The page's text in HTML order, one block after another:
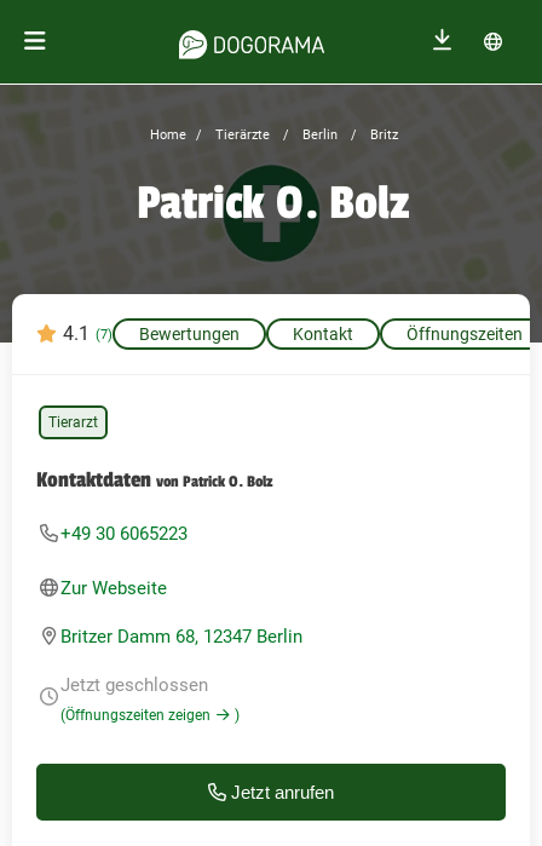
Home Tierärzte Berlin Britz
Patrick O. Bolz
4.1 (7) Bewertungen Kontakt Öffnungszeiten
Tierarzt
Kontaktdaten von Patrick O. Bolz
+49 30 6065223
Zur Webseite
Britzer Damm 68, 12347 Berlin
Jetzt geschlossen
(Öffnungszeiten zeigen )
Jetzt anrufen